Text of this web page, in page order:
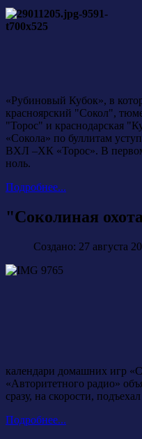
«Рубиновый Кубок», в
красноярский "Сокол",
"Торос" и краснодарская
«Сокола» по буллитам
ВХЛ –ХК «Торос». В
ноль.
Подробнее...
"Соколиная
Создано: 27 августа
календари домашних игр
«Авторитетного радио»
сразу, на скорости,
Подробнее...